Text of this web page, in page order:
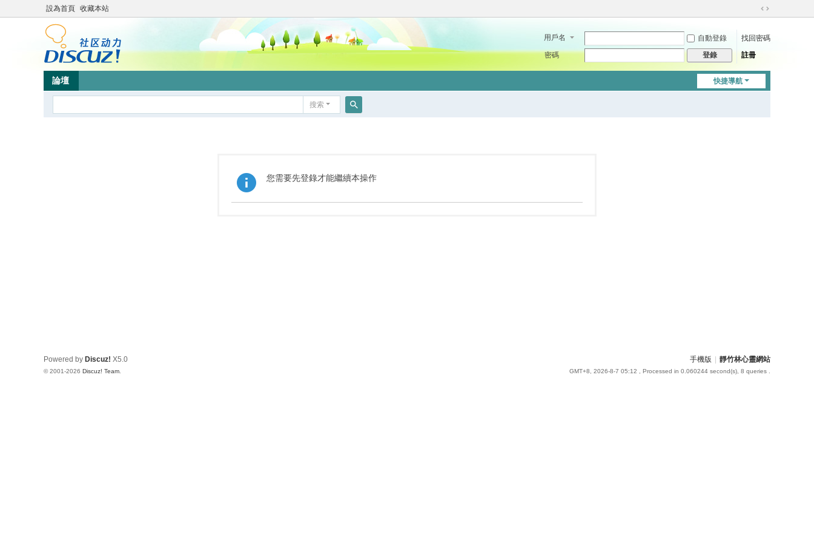
設為首頁 收藏本站
切
到
用戶名 自動登錄
找回密碼
密碼
登錄 註冊
快捷導航
論壇
搜索
您需要先登錄才能繼續本操作
手機版 靜竹林心靈網站
GMT+8, 2026-8-7 05:12 , Processed in 0.060244 second(s), 8 queries .
Powered by Discuz! X5.0
© 2001-2026 Discuz! Team